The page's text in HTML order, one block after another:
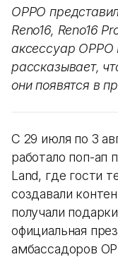
OPPO
Reno16, Reno16
аксессуар
рассказывает,
они появятся в
С 29 июля по 3
работало поп-ап
Land, где гости
создавали
получали
официальная
амбассадоров